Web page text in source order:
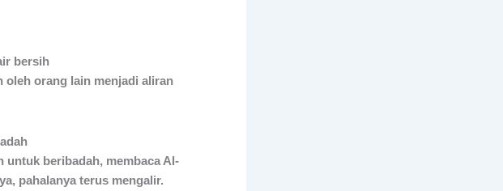
bersih
oleh orang lain menjadi aliran
untuk beribadah, membaca Al-
pahalanya terus mengalir.